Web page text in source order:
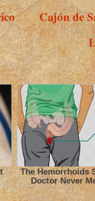
Cajón de